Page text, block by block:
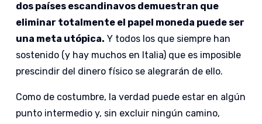
dos países escandinavos demuestran que
eliminar totalmente el papel moneda puede ser
una meta utópica. Y todos los que siempre han
sostenido (y hay muchos en Italia) que es imposible
prescindir del dinero físico se alegrarán de ello.
Como de costumbre, la verdad puede estar en algún
punto intermedio y, sin excluir ningún camino,